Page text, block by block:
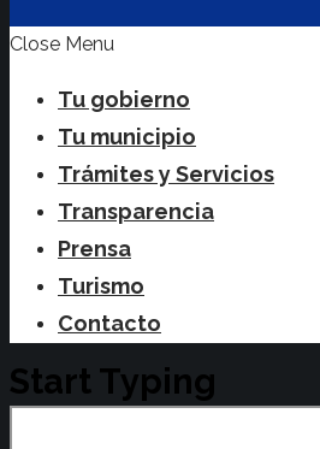
Close Menu
Tu gobierno
Tu municipio
Trámites y Servicios
Transparencia
Prensa
Turismo
Contacto
Start Typing